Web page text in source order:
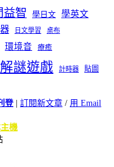
益智 學日文 學英文
日文學習 桌布
環境音 療癒
解謎遊戲 計時器
貼圖
登| 訂閱新文章 / 用 Email
機